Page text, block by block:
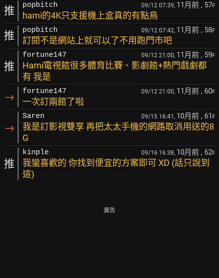
推 popbitch 09/12 07:39, 11月前 , 57F
hami的4K只支援機上盒真的有點鳥
推 popbitch 09/12 07:42, 11月前 , 58F
訂閱不是網站上就可以了不用跑門市吧
推
fortune147 09/12 21:00, 11月前 , 59F
Hami電視館很多體育比賽、影劇館+熱門戲劇都
有 我是
→ fortune147 09/12 21:00, 11月前 , 60F
一次訂兩館了啦
→
Saren 09/15 16:41, 10月前 , 61 F
我是訂影視雙享 再把太太手機的網路取消用送的8
G
推
kinple 09/16 16:38, 10月前 , 62F
我蠻喜歡的 你找到便宜的方案即可 XD (話只說到
這)
廣告